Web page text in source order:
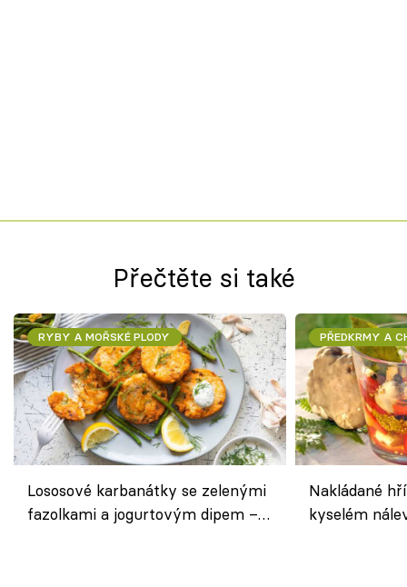
Přečtěte si také
RYBY A MOŘSKÉ PLODY
Lososové karbanátky se zelenými
fazolkami a jogurtovým dipem –
PŘEDKRMY A
Nakládané
kyselém